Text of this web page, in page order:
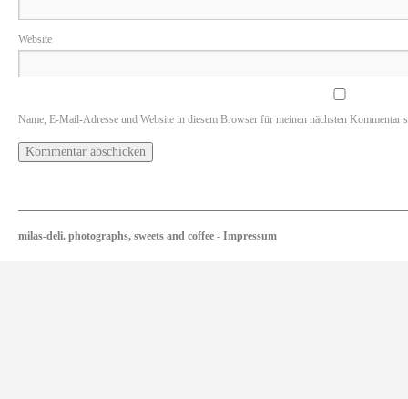
Website
Name, E-Mail-Adresse und Website in diesem Browser für meinen nächsten Kommentar
milas-deli. photographs, sweets and coffee - Impressum